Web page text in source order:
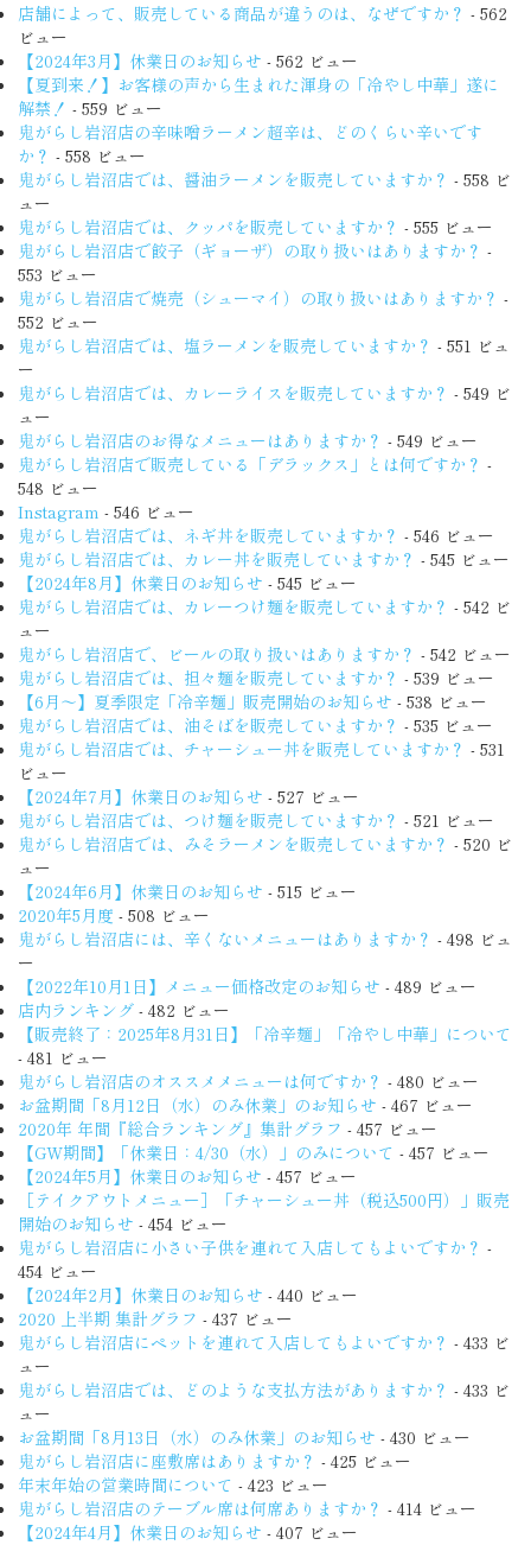
店舗によって、販売している商品が違うのは、なぜですか？ - 562
ビュー
【2024年3月】休業日のお知らせ - 562 ビュー
【夏到来！】お客様の声から生まれた渾身の「冷やし中華」遂に
解禁！ - 559 ビュー
鬼がらし岩沼店の辛味噌ラーメン超辛は、どのくらい辛いです
か？ - 558 ビュー
鬼がらし岩沼店では、醤油ラーメンを販売していますか？ - 558 ビ
ュー
鬼がらし岩沼店では、クッパを販売していますか？ - 555 ビュー
鬼がらし岩沼店で餃子（ギョーザ）の取り扱いはありますか？ -
553 ビュー
鬼がらし岩沼店で焼売（シューマイ）の取り扱いはありますか？ -
552 ビュー
鬼がらし岩沼店では、塩ラーメンを販売していますか？ - 551 ビュ
ー
鬼がらし岩沼店では、カレーライスを販売していますか？ - 549 ビ
ュー
鬼がらし岩沼店のお得なメニューはありますか？ - 549 ビュー
鬼がらし岩沼店で販売している「デラックス」とは何ですか？ -
548 ビュー
Instagram - 546 ビュー
鬼がらし岩沼店では、ネギ丼を販売していますか？ - 546 ビュー
鬼がらし岩沼店では、カレー丼を販売していますか？ - 545 ビュー
【2024年8月】休業日のお知らせ - 545 ビュー
鬼がらし岩沼店では、カレーつけ麺を販売していますか？ - 542 ビ
ュー
鬼がらし岩沼店で、ビールの取り扱いはありますか？ - 542 ビュー
鬼がらし岩沼店では、担々麺を販売していますか？ - 539 ビュー
【6月〜】夏季限定「冷辛麺」販売開始のお知らせ - 538 ビュー
鬼がらし岩沼店では、油そばを販売していますか？ - 535 ビュー
鬼がらし岩沼店では、チャーシュー丼を販売していますか？ - 531
ビュー
【2024年7月】休業日のお知らせ - 527 ビュー
鬼がらし岩沼店では、つけ麺を販売していますか？ - 521 ビュー
鬼がらし岩沼店では、みそラーメンを販売していますか？ - 520 ビ
ュー
【2024年6月】休業日のお知らせ - 515 ビュー
2020年5月度 - 508 ビュー
鬼がらし岩沼店には、辛くないメニューはありますか？ - 498 ビュ
ー
【2022年10月1日】メニュー価格改定のお知らせ - 489 ビュー
店内ランキング - 482 ビュー
【販売終了：2025年8月31日】「冷辛麺」「冷やし中華」について
- 481 ビュー
鬼がらし岩沼店のオススメメニューは何ですか？ - 480 ビュー
お盆期間「8月12日（水）のみ休業」のお知らせ - 467 ビュー
2020年 年間『総合ランキング』集計グラフ - 457 ビュー
【GW期間】「休業日：4/30（水）」のみについて - 457 ビュー
【2024年5月】休業日のお知らせ - 457 ビュー
［テイクアウトメニュー］「チャーシュー丼（税込500円）」販売
開始のお知らせ - 454 ビュー
鬼がらし岩沼店に小さい子供を連れて入店してもよいですか？ -
454 ビュー
【2024年2月】休業日のお知らせ - 440 ビュー
2020 上半期 集計グラフ - 437 ビュー
鬼がらし岩沼店にペットを連れて入店してもよいですか？ - 433 ビ
ュー
鬼がらし岩沼店では、どのような支払方法がありますか？ - 433 ビ
ュー
お盆期間「8月13日（水）のみ休業」のお知らせ - 430 ビュー
鬼がらし岩沼店に座敷席はありますか？ - 425 ビュー
年末年始の営業時間について - 423 ビュー
鬼がらし岩沼店のテーブル席は何席ありますか？ - 414 ビュー
【2024年4月】休業日のお知らせ - 407 ビュー